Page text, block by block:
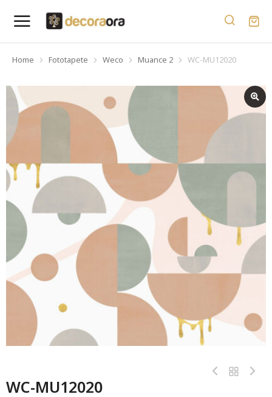
You are here:
Home Fototapete Weco Muance 2 WC-MU12020
WC-MU12020